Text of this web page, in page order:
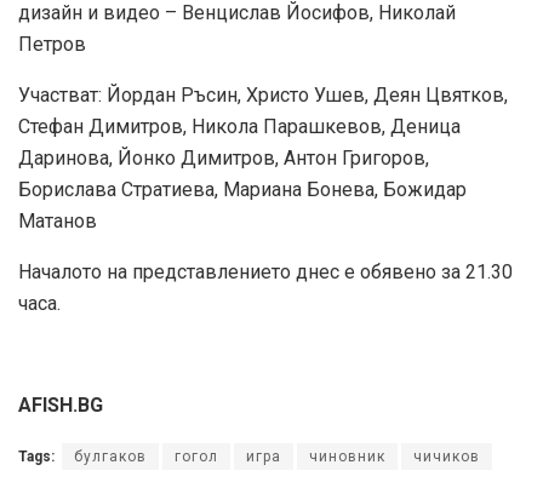
дизайн и видео – Венцислав Йосифов, Николай
Петров
Участват: Йордан Ръсин, Христо Ушев, Деян Цвятков,
Стефан Димитров, Никола Парашкевов, Деница
Даринова, Йонко Димитров, Антон Григоров,
Борислава Стратиева, Мариана Бонева, Божидар
Матанов
Началото на представлението днес е обявено за 21.30
часа.
AFISH.BG
Tags: булгаков гогол игра чиновник чичиков